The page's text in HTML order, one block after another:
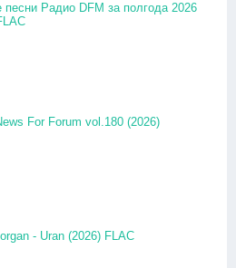
Радио DFM за полгода 2026
For Forum vol.180 (2026)
- Uran (2026) FLAC